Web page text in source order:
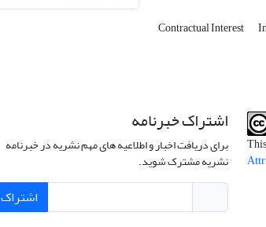
Contractual Interest
اشتراک خبرنامه
برای دریافت اخبار و اطلاعیه های مهم نشریه در خبرنامه
نشریه مشترک شوید.
اشتراک